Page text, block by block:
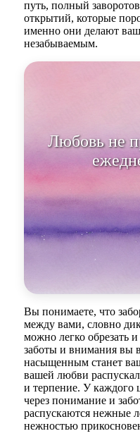
путь, полный
открытий, которые
именно они делают
незабываемым.
Вы понимаете, что
между вами, словно
можно легко обрезать
заботы и внимания вы
насыщенным станет
вашей любви
и терпение. У каждого
через понимание и
распускаются нежные
нежностью